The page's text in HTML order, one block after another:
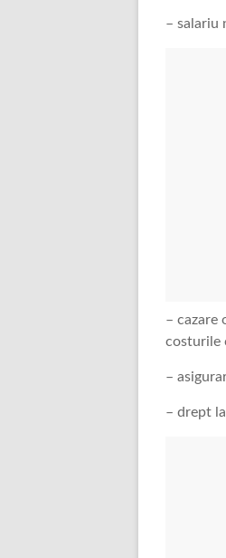
– salariu
– cazare
costurile
–
– drept